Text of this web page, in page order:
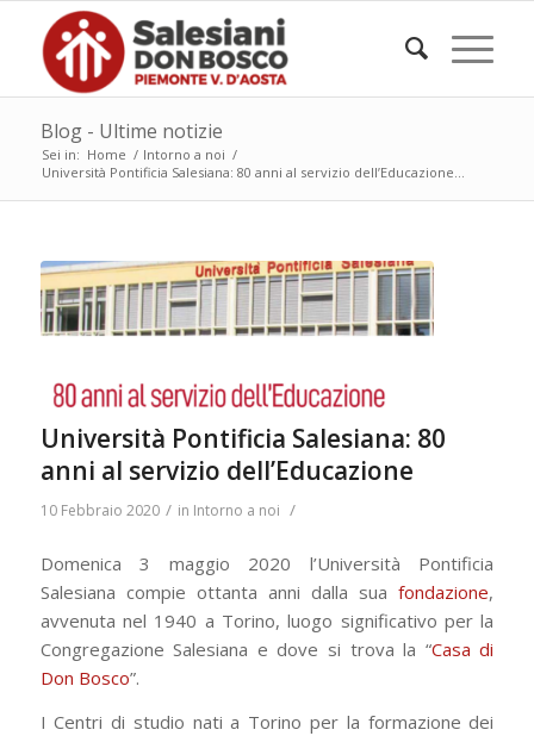
Blog - Ultime notizie
Sei in: Home / Intorno a noi /
Università Pontificia Salesiana: 80 anni al servizio dell’Educazione...
Università Pontificia Salesiana: 80
anni al servizio dell’Educazione
10 Febbraio 2020 / in Intorno a noi /
Domenica 3 maggio 2020 l’Università Pontificia
Salesiana compie ottanta anni dalla suafondazione,
avvenuta nel 1940 a Torino, luogo significativo per la
Congregazione Salesiana e dove si trova la “Casa di
Don Bosco”.
I Centri di studio nati a Torino per la formazione dei